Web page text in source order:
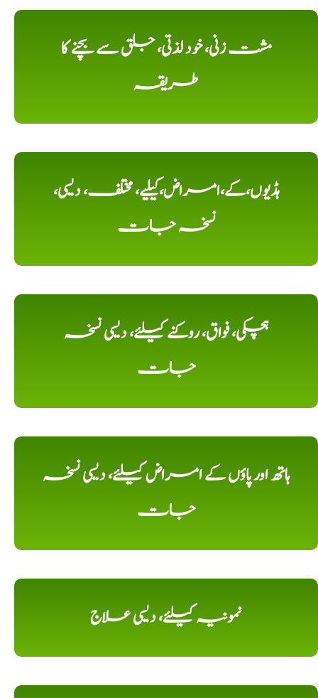
مشت زنی، خود لذتی، جلق سے بچنے کا
طریقہ
ہڈیوں،کے،امراض،کیلیے، مختلف، دیسی،
نسخہ جات
ہچکی، فواق، روکنے کیلئے، دیسی نسخہ
جات
ہاتھ اور پاؤں کے امراض کیلئے، دیسی نسخہ
جات
نمونیہ کیلئے، دیسی علاج